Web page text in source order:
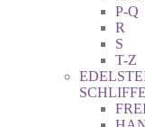
P-Q
R
S
T-Z
SCHLIFFE